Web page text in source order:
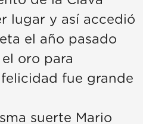
lugar y así accedió
el año pasado
oro para
fue grande
suerte Mario